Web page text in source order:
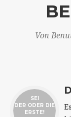
Von
SEI
DER ODER DIE
ERSTE!